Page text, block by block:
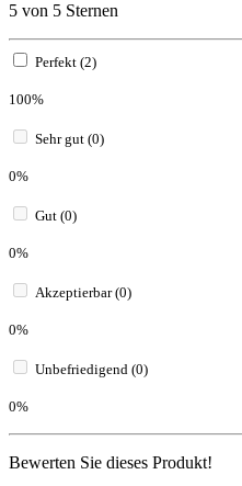
5 von 5 Sternen
Perfekt (2)
100%
Sehr gut (0)
0%
Gut (0)
0%
Akzeptierbar (0)
0%
Unbefriedigend (0)
0%
Bewerten Sie dieses Produkt!